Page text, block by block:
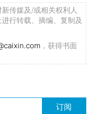
传媒及/或相关权利人
行转载、摘编、复制及
，获得书面
订阅